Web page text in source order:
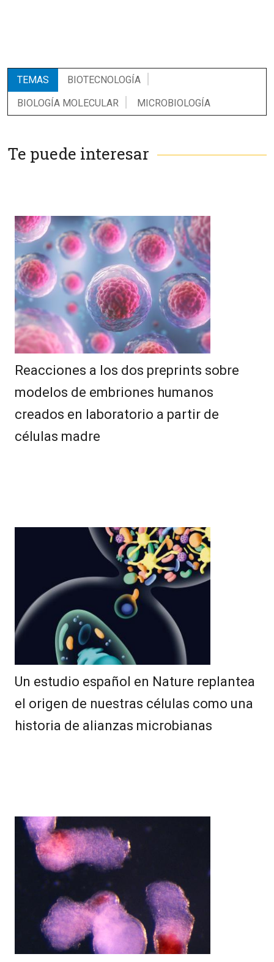
TEMAS
BIOTECNOLOGÍA
BIOLOGÍA MOLECULAR
MICROBIOLOGÍA
Te puede interesar
Reacciones a los dos preprints sobre
modelos de embriones humanos
creados en laboratorio a partir de
células madre
Un estudio español en Nature replantea
el origen de nuestras células como una
historia de alianzas microbianas